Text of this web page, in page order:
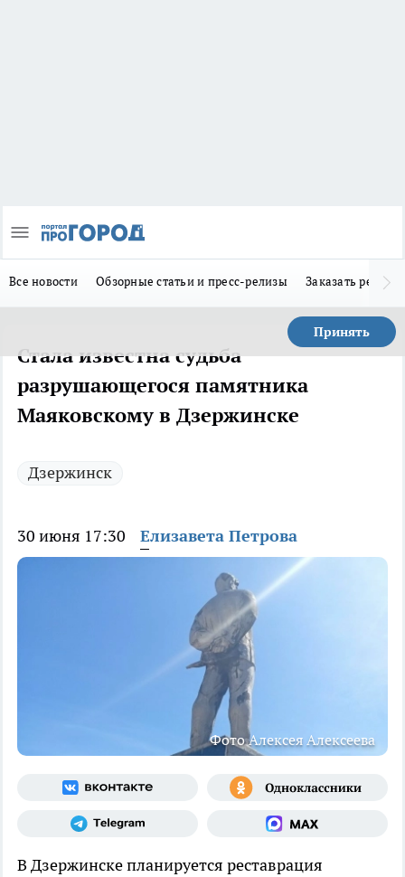
Все новости Обзорные статьи и пресс-релизы Заказать
Принять
Стала известна судьба
разрушающегося памятника
Маяковскому в Дзержинске
Дзержинск
30 июня 17:30 Елизавета Петрова
Фото Алексея Алексеева
В Дзержинске планируется реставрация